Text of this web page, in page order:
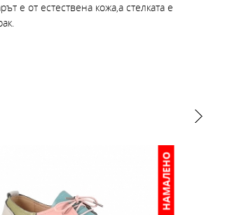
е от естествена кожа,а стелката е
НАМАЛЕНО